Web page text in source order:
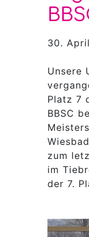
30.
Unsere
Platz 7
BBSC
zum
im
der 7.